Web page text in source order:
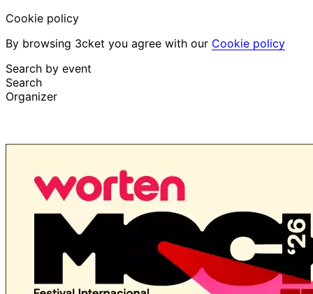
Cookie policy
By browsing 3cket you agree with our Cookie policy
Search by event
Search
Organizer
English
I lost my ticket
LoginPromote event